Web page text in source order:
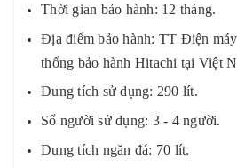
Thời gian bảo hành: 12 tháng.
Địa điểm bảo hành: TT Điện
thống bảo hành Hitachi tại Việt
Dung tích sử dụng: 290 lít.
Số người sử dụng: 3 - 4 người.
Dung tích ngăn đá: 70 lít.